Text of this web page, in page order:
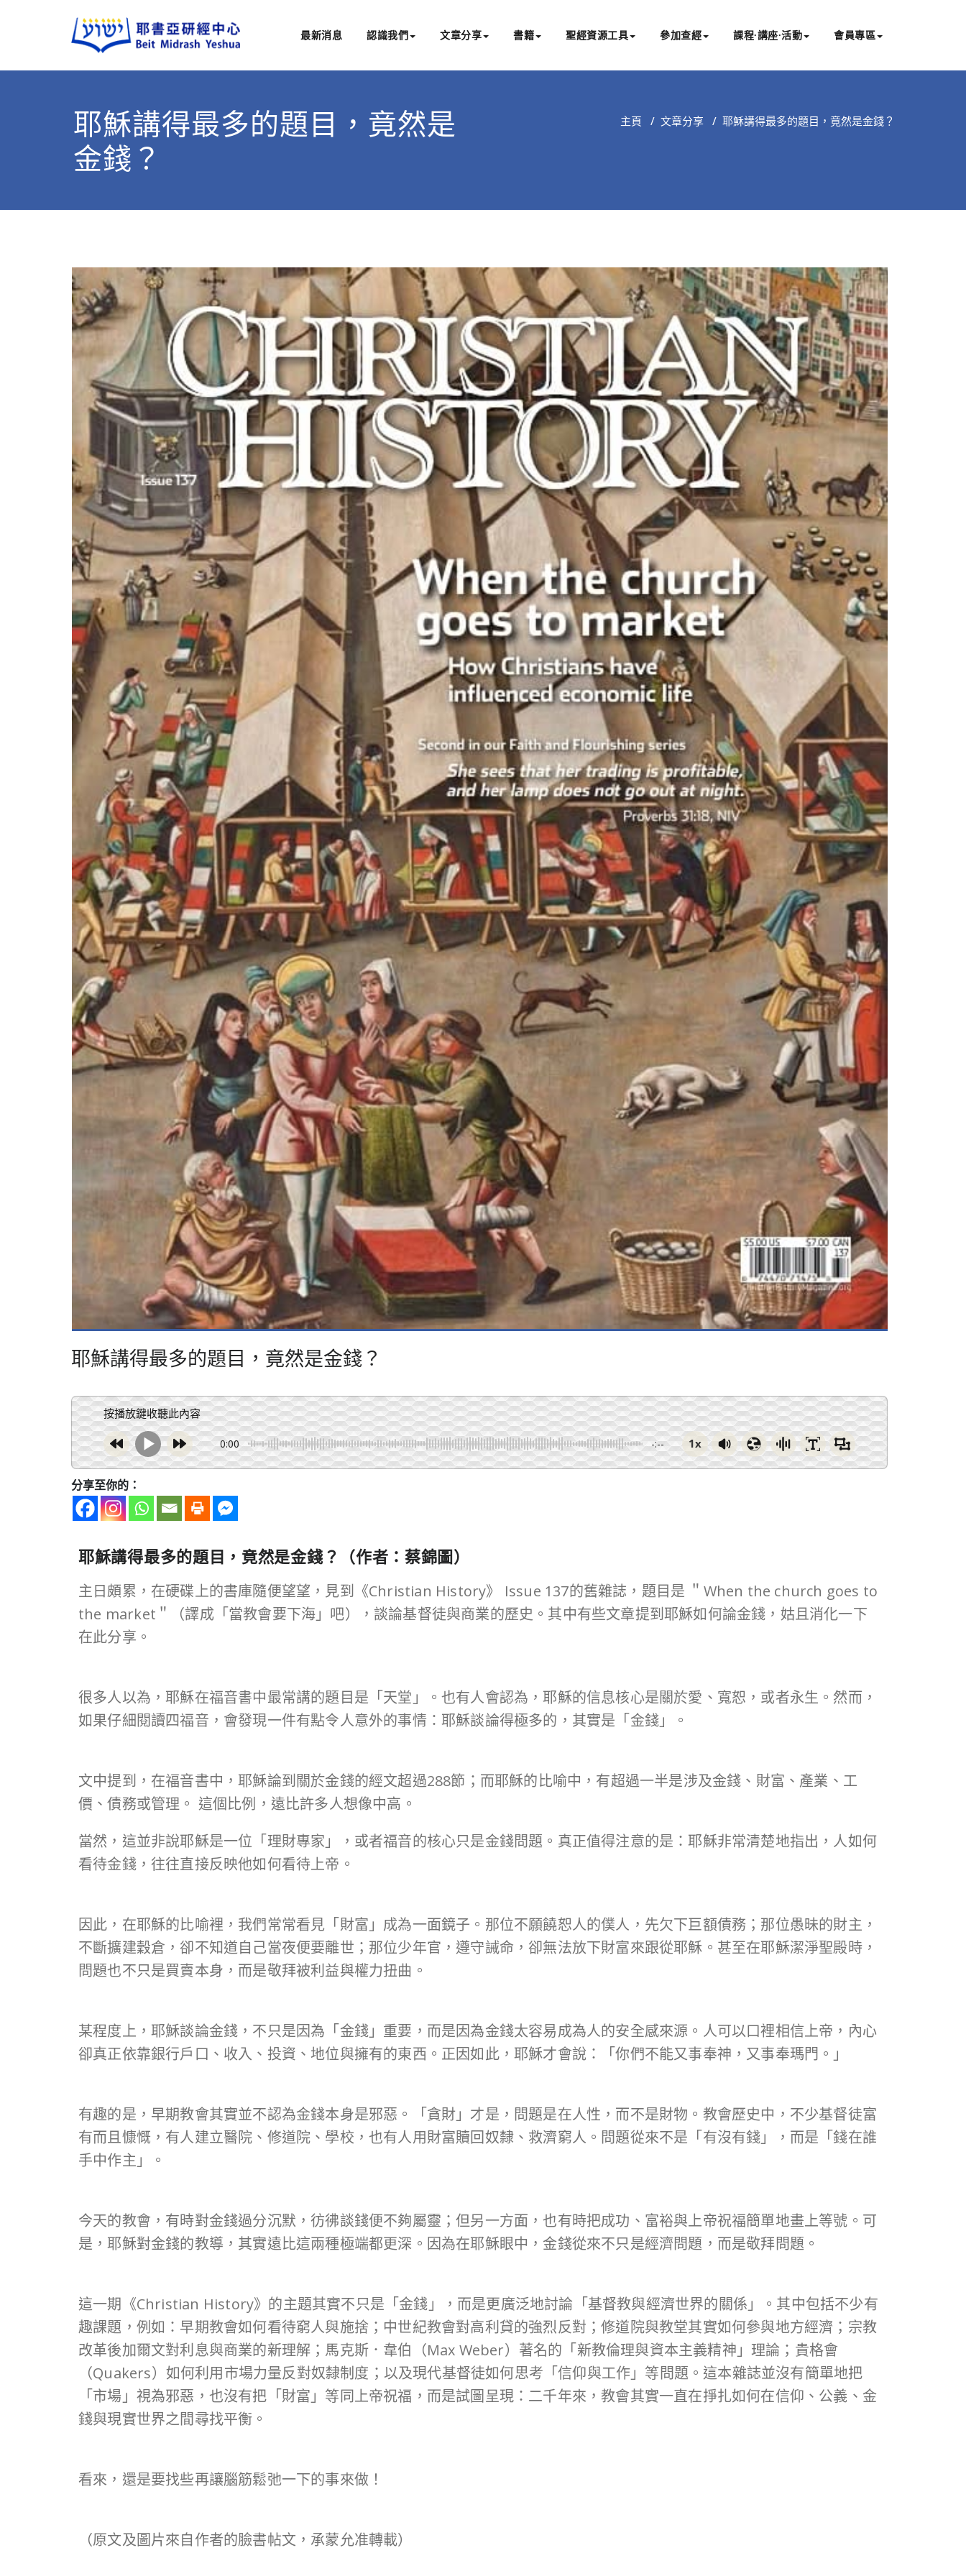
最新消息 認識我們 文章分享 書籍 聖經資源工具 參加查經 課程∙講座∙活動 會員專區
耶穌講得最多的題目，竟然是
金錢？
主頁 / 文章分享 / 耶穌講得最多的題目，竟然是金錢？
耶穌講得最多的題目，竟然是金錢？
按播放鍵收聽此內容
0:00 -:-- 1x
分享至你的：
耶穌講得最多的題目，竟然是金錢？（作者：蔡錦圖）
主日頗累，在硬碟上的書庫隨便望望，見到《Christian History》 Issue 137的舊雜誌，題目是 ＂When the church goes to
the market＂（譯成「當教會要下海」吧），談論基督徒與商業的歷史。其中有些文章提到耶穌如何論金錢，姑且消化一下
在此分享。
很多人以為，耶穌在福音書中最常講的題目是「天堂」。也有人會認為，耶穌的信息核心是關於愛、寬恕，或者永生。然而，
如果仔細閱讀四福音，會發現一件有點令人意外的事情：耶穌談論得極多的，其實是「金錢」。
文中提到，在福音書中，耶穌論到關於金錢的經文超過288節；而耶穌的比喻中，有超過一半是涉及金錢、財富、產業、工
價、債務或管理。 這個比例，遠比許多人想像中高。
當然，這並非說耶穌是一位「理財專家」，或者福音的核心只是金錢問題。真正值得注意的是：耶穌非常清楚地指出，人如何
看待金錢，往往直接反映他如何看待上帝。
因此，在耶穌的比喻裡，我們常常看見「財富」成為一面鏡子。那位不願饒恕人的僕人，先欠下巨額債務；那位愚昧的財主，
不斷擴建穀倉，卻不知道自己當夜便要離世；那位少年官，遵守誡命，卻無法放下財富來跟從耶穌。甚至在耶穌潔淨聖殿時，
問題也不只是買賣本身，而是敬拜被利益與權力扭曲。
某程度上，耶穌談論金錢，不只是因為「金錢」重要，而是因為金錢太容易成為人的安全感來源。人可以口裡相信上帝，內心
卻真正依靠銀行戶口、收入、投資、地位與擁有的東西。正因如此，耶穌才會說：「你們不能又事奉神，又事奉瑪門。」
有趣的是，早期教會其實並不認為金錢本身是邪惡。「貪財」才是，問題是在人性，而不是財物。教會歷史中，不少基督徒富
有而且慷慨，有人建立醫院、修道院、學校，也有人用財富贖回奴隸、救濟窮人。問題從來不是「有沒有錢」，而是「錢在誰
手中作主」。
今天的教會，有時對金錢過分沉默，彷彿談錢便不夠屬靈；但另一方面，也有時把成功、富裕與上帝祝福簡單地畫上等號。可
是，耶穌對金錢的教導，其實遠比這兩種極端都更深。因為在耶穌眼中，金錢從來不只是經濟問題，而是敬拜問題。
這一期《Christian History》的主題其實不只是「金錢」，而是更廣泛地討論「基督教與經濟世界的關係」。其中包括不少有
趣課題，例如：早期教會如何看待窮人與施捨；中世紀教會對高利貸的強烈反對；修道院與教堂其實如何參與地方經濟；宗教
改革後加爾文對利息與商業的新理解；馬克斯．韋伯（Max Weber）著名的「新教倫理與資本主義精神」理論；貴格會
（Quakers）如何利用市場力量反對奴隸制度；以及現代基督徒如何思考「信仰與工作」等問題。這本雜誌並沒有簡單地把
「市場」視為邪惡，也沒有把「財富」等同上帝祝福，而是試圖呈現：二千年來，教會其實一直在掙扎如何在信仰、公義、金
錢與現實世界之間尋找平衡。
看來，還是要找些再讓腦筋鬆弛一下的事來做！
（原文及圖片來自作者的臉書帖文，承蒙允准轉載）